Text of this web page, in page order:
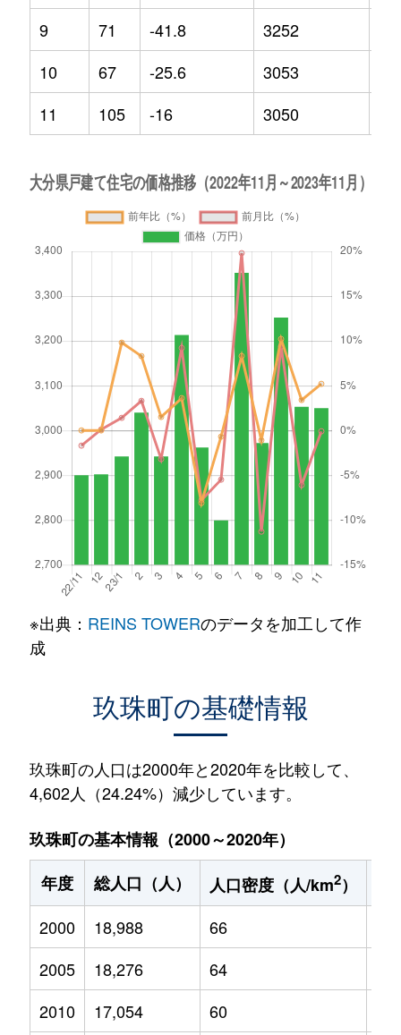
9
71 -41.8 3252
10
67 -25.6 3053
11
105 -16 3050
※出典： REINS TOWERのデータを加工して作
成
玖珠町の基礎情報
玖珠町の人口は2000年と2020年を比較して、
4,602人（24.24%）減少しています。
玖珠町の基本情報（2000～2020年）
年度
総人口（人） 人口密度（人/km2）
2000
18,988 66
2005
18,276 64
2010
17,054 60